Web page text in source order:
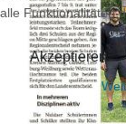
alle Funktionalitäten
Akzeptieren